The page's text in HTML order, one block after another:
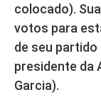
colocado).
votos para
de seu partido
presidente da
Garcia).